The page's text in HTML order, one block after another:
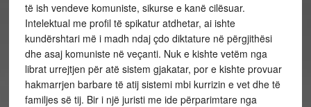
të ish vendeve komuniste, sikurse e kanë cilësuar.
Intelektual me profil të spikatur atdhetar, ai ishte
kundërshtari më i madh ndaj çdo diktature në përgjithësi
dhe asaj komuniste në veçanti. Nuk e kishte vetëm nga
librat urrejtjen për atë sistem gjakatar, por e kishte provuar
hakmarrjen barbare të atij sistemi mbi kurrizin e vet dhe të
familjes së tij. Bir i një juristi me ide përparimtare nga